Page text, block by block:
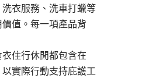
衣服務、洗車打蠟等
值。每一項產品背
住行休閒都包含在
實際行動支持庇護工